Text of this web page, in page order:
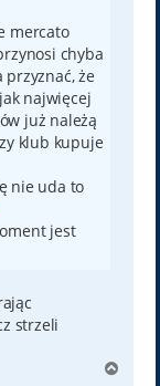
mercato
chyba
że
najwięcej
już należą
klub kupuje
nie uda to
jest
strzeli